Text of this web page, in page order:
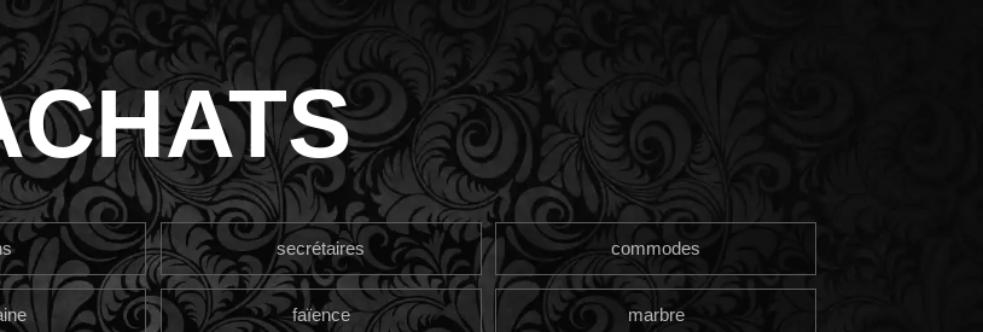
secrétaires commodes
faïence marbre